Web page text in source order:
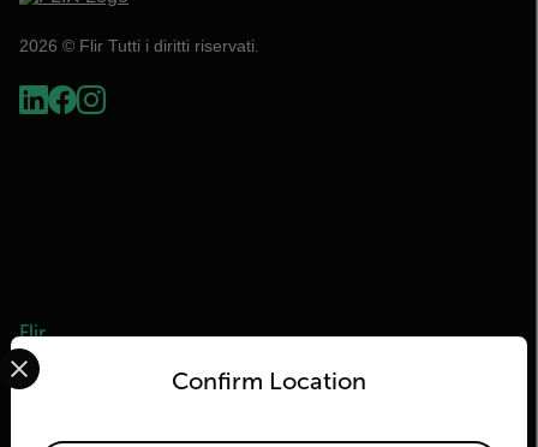
2026 © Flir Tutti i diritti riservati.
Flir
Informazioni su FlirConfirm Location
Select your preferred country and language from the